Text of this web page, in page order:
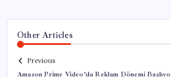
Other Articles
Previous
Amazon Prime Video’da Reklam Dönemi